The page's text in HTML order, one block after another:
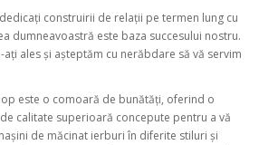
construirii de relații pe termen lung cu
dumneavoastră este baza succesului nostru.
ales și așteptăm cu nerăbdare să vă servim
este o comoară de bunătăți, oferind o
calitate superioară concepute pentru a vă
de măcinat ierburi în diferite stiluri și